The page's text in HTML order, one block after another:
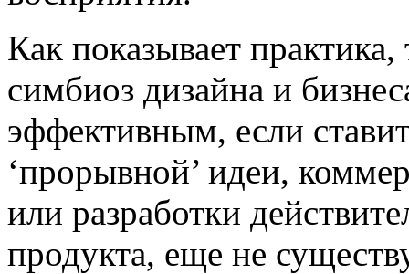
Как показывает
симбиоз дизайна и
эффективным, если
‘прорывной’ идеи,
или разработки
продукта, еще не